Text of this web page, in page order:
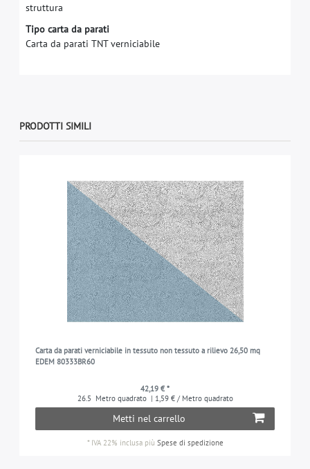
struttura
Tipo carta da parati
Carta da parati TNT verniciabile
PRODOTTI SIMILI
Carta da parati verniciabile in tessuto non tessuto a rilievo 26,50 mq
EDEM 80333BR60
42,19 € *
26.5 Metro quadrato | 1,59 € / Metro quadrato
Metti nel carrello
* IVA 22% inclusapiù Spese di spedizione